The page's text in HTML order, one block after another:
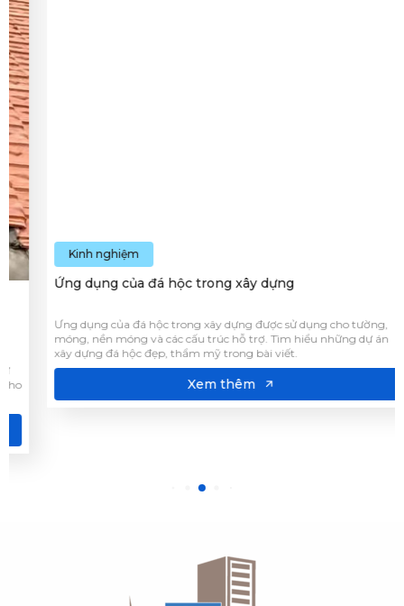
Ứng dụng của đá hộc trong xây dựng
Ưng dụng của đá hộc trong xây dựng được sử dụng cho tường,
móng, nền móng và các cấu trúc hỗ trợ. Tìm hiểu những dự án
Xem thêm